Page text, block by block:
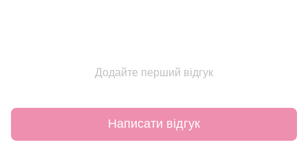
Додайте перший відгук
Написати відгук